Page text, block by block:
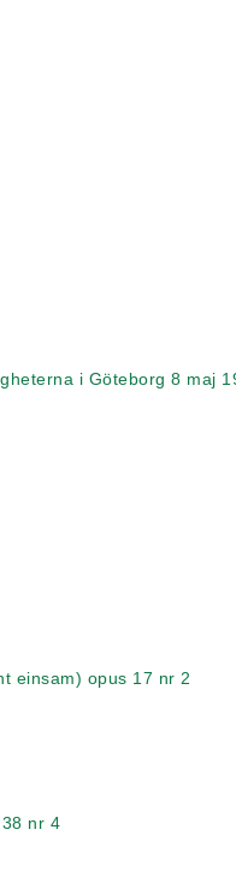
i Göteborg 8 maj
einsam) opus 17 nr 2
nr 4